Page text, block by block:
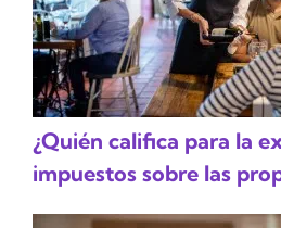
¿Quién califica para la
impuestos sobre las